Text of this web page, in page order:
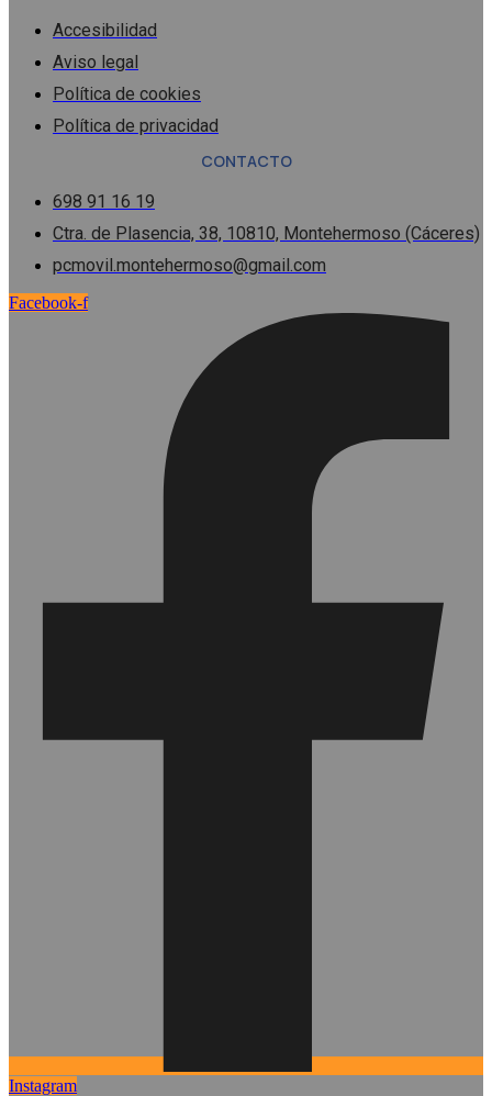
Accesibilidad
Aviso legal
Política de cookies
Política de privacidad
CONTACTO
698 91 16 19
Ctra. de Plasencia, 38, 10810, Montehermoso (Cáceres)
pcmovil.montehermoso@gmail.com
Facebook-f
Instagram